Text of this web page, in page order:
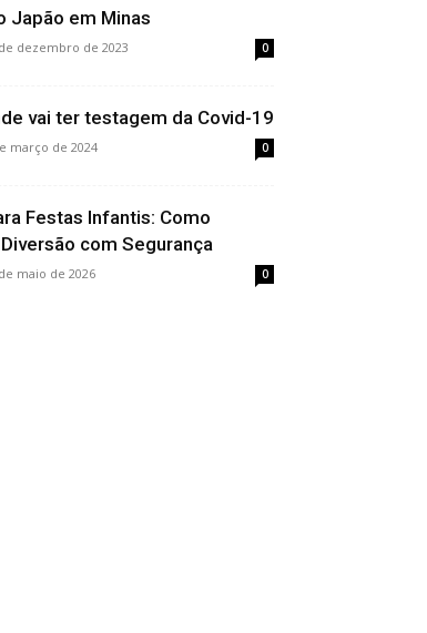
Japão em Minas
dezembro de 2023 0
vai ter testagem da Covid-19
março de 2024 0
Festas Infantis: Como
com Segurança
maio de 2026 0